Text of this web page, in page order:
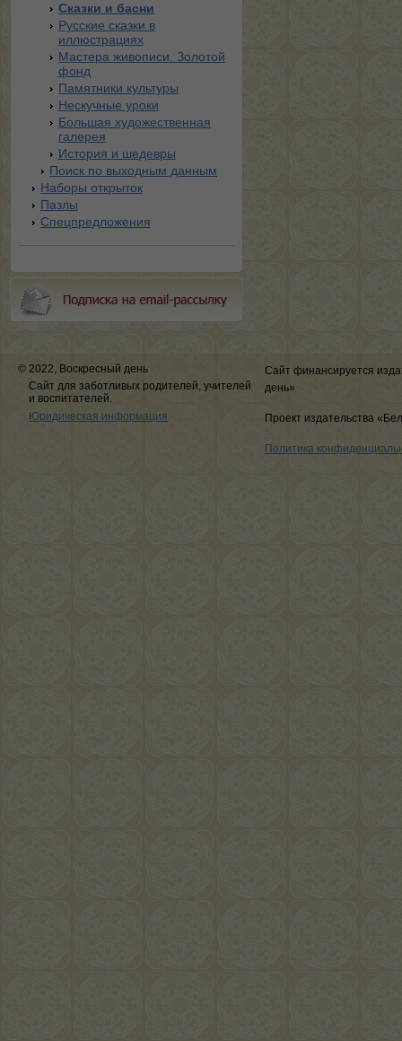
Сказки и басни
Русские сказки в
иллюстрациях
Мастера живописи. Золотой
фонд
Памятники культуры
Нескучные уроки
Большая художественная
галерея
История и шедевры
Поиск по выходным данным
Наборы открыток
Пазлы
Спецпредложения
© 2022, Воскресный день
Сайт для заботливых родителей, учителей
и воспитателей.
Юридическая информация
Сайт финансируется
день»
Проект издательства
Политика